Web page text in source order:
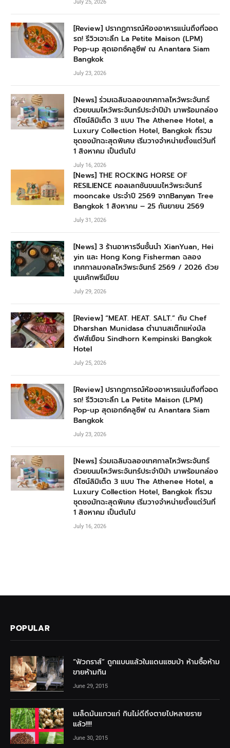
July 25, 2026
[Review] ปรากฏการณ์ห้องอาหารแน่นถึงที่จอด
รถ! รีวิวเจาะลึก La Petite Maison (LPM)
Pop-up สุดเอกซ์คลูซีฟ ณ Anantara Siam
Bangkok
July 23, 2026
[News] ร่วมเฉลิมฉลองเทศกาลไหว้พระจันทร์
ด้วยขนมไหว้พระจันทร์ประจำปีม้า มาพร้อมกล่อง
ดีไซน์ลิมิเต็ด 3 แบบ The Athenee Hotel, a
Luxury Collection Hotel, Bangkok ที่รวม
ชุดชงมัทฉะสุดพิเศษ เริ่มวางจำหน่ายตั้งแต่วันที่
1 สิงหาคม เป็นต้นไป
July 16, 2026
[News] THE ROCKING HORSE OF
RESILIENCE คอลเลกชันขนมไหว้พระจันทร์
mooncake ประจำปี 2569 จากBanyan Tree
Bangkok 1 สิงหาคม – 25 กันยายน 2569
July 31, 2026
[News] 3 ร้านอาหารจีนชั้นนำ XianYuan, Hei
yin และ Hong Kong Fisherman ฉลอง
เทศกาลมงคลไหว้พระจันทร์ 2569 / 2026 ด้วย
มูนเค้กพรีเมียม
July 29, 2026
[Review] “MEAT. HEAT. SALT.” กับ Chef
Dharshan Munidasa ตำนานสเต๊กแห่งมัล
ดีฟส์เยือน Sindhorn Kempinski Bangkok
Hotel
July 25, 2026
[Review] ปรากฏการณ์ห้องอาหารแน่นถึงที่จอด
รถ! รีวิวเจาะลึก La Petite Maison (LPM)
Pop-up สุดเอกซ์คลูซีฟ ณ Anantara Siam
Bangkok
July 23, 2026
[News] ร่วมเฉลิมฉลองเทศกาลไหว้พระจันทร์
ด้วยขนมไหว้พระจันทร์ประจำปีม้า มาพร้อมกล่อง
ดีไซน์ลิมิเต็ด 3 แบบ The Athenee Hotel, a
Luxury Collection Hotel, Bangkok ที่รวม
ชุดชงมัทฉะสุดพิเศษ เริ่มวางจำหน่ายตั้งแต่วันที่
1 สิงหาคม เป็นต้นไป
July 16, 2026
POPULAR
“ฟัวกราส์” ถูกแบนแล้วในแดนแซมบ้า ห้ามซื้อห้าม
ขายห้ามกิน
June 29, 2015
เมล็ดมันแกวแก่ กินไม่ดีถึงตายไปหลายราย
แล้ว!!!!
June 30, 2015